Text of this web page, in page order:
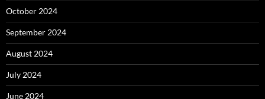
October 2024
September 2024
August 2024
July 2024
June 2024